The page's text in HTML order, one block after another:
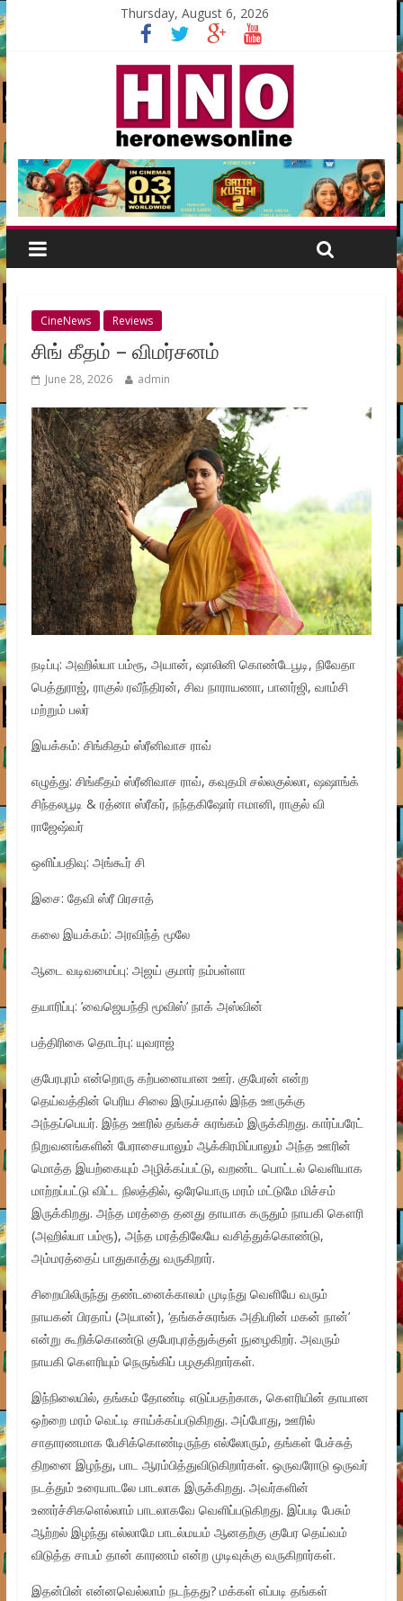
Thursday, August 6, 2026
CineNews Reviews
சிங் கீதம் – விமர்சனம்
June 28, 2026 admin
நடிப்பு: அஹில்யா பம்ரூ, அயான், ஷாலினி கொண்டேபூடி, நிவேதா
பெத்துராஜ், ராகுல் ரவீந்திரன், சிவ நாராயணா, பானர்ஜி, வாம்சி
மற்றும் பலர்
இயக்கம்: சிங்கிதம் ஸ்ரீனிவாச ராவ்
எழுத்து: சிங்கீதம் ஸ்ரீனிவாச ராவ், கவுதமி சல்லகுல்லா, ஷஷாங்க்
சிந்தலபூடி & ரத்னா ஸ்ரீகர், நந்தகிஷோர் ஈமானி, ராகுல் வி
ராஜேஷ்வர்
ஒளிப்பதிவு: அங்கூர் சி
இசை: தேவி ஸ்ரீ பிரசாத்
கலை இயக்கம்: அரவிந்த் மூலே
ஆடை வடிவமைப்பு: அஜய் குமார் நம்பள்ளா
தயாரிப்பு: ’வைஜெயந்தி மூவிஸ்’ நாக் அஸ்வின்
பத்திரிகை தொடர்பு: யுவராஜ்
குபேரபுரம் என்றொரு கற்பனையான ஊர். குபேரன் என்ற
தெய்வத்தின் பெரிய சிலை இருப்பதால் இந்த ஊருக்கு
அந்தப்பெயர். இந்த ஊரில் தங்கச் சுரங்கம் இருக்கிறது. கார்ப்பரேட்
நிறுவனங்களின் பேராசையாலும் ஆக்கிரமிப்பாலும் அந்த ஊரின்
மொத்த இயற்கையும் அழிக்கப்பட்டு, வறண்ட பொட்டல் வெளியாக
மாற்றப்பட்டு விட்ட நிலத்தில், ஒரேயொரு மரம் மட்டுமே மிச்சம்
இருக்கிறது. அந்த மரத்தை தனது தாயாக கருதும் நாயகி கௌரி
(அஹில்யா பம்ரூ), அந்த மரத்திலேயே வசித்துக்கொண்டு,
அம்மரத்தைப் பாதுகாத்து வருகிறார்.
சிறையிலிருந்து தண்டனைக்காலம் முடிந்து வெளியே வரும்
நாயகன் பிரதாப் (அயான்), ‘தங்கச்சுரங்க அதிபரின் மகன் நான்’
என்று கூறிக்கொண்டு குபேரபுரத்துக்குள் நுழைகிறர். அவரும்
நாயகி கௌரியும் நெருங்கிப் பழகுகிறார்கள்.
இந்நிலையில், தங்கம் தோண்டி எடுப்பதற்காக, கௌரியின் தாயான
ஒற்றை மரம் வெட்டி சாய்க்கப்படுகிறது. அப்போது, ஊரில்
சாதாரணமாக பேசிக்கொண்டிருந்த எல்லோரும், தங்கள் பேச்சுத்
திறனை இழந்து, பாட ஆரம்பித்துவிடுகிறார்கள். ஒருவரோடு ஒருவர்
நடத்தும் உரையாடலே பாடலாக இருக்கிறது. அவர்களின்
உணர்ச்சிகளெல்லாம் பாடலாகவே வெளிப்படுகிறது. இப்படி பேசும்
ஆற்றல் இழந்து எல்லாமே பாடல்மயம் ஆனதற்கு குபேர தெய்வம்
விடுத்த சாபம் தான் காரணம் என்ற முடிவுக்கு வருகிறார்கள்.
இதன்பின் என்னவெல்லாம் நடந்தது? மக்கள் எப்படி தங்கள்